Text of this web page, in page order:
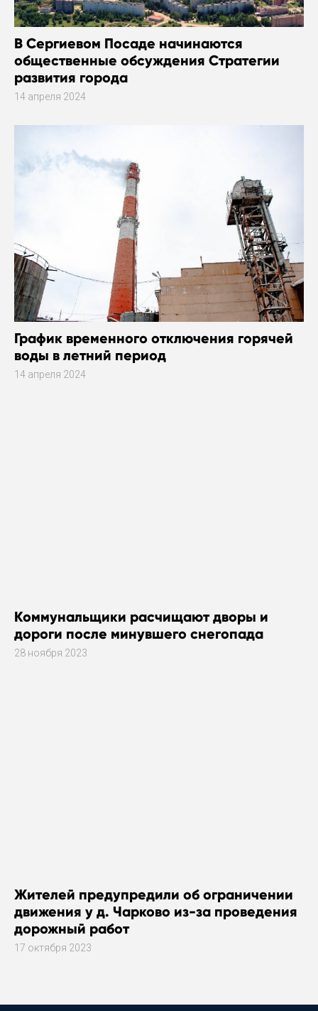
В Сергиевом Посаде начинаются
общественные обсуждения Стратегии
развития города
14 апреля 2024
График временного отключения горячей
воды в летний период
14 апреля 2024
Коммунальщики расчищают дворы и
дороги после минувшего снегопада
28 ноября 2023
Жителей предупредили об ограничении
движения у д. Чарково из-за проведения
дорожный работ
17 октября 2023